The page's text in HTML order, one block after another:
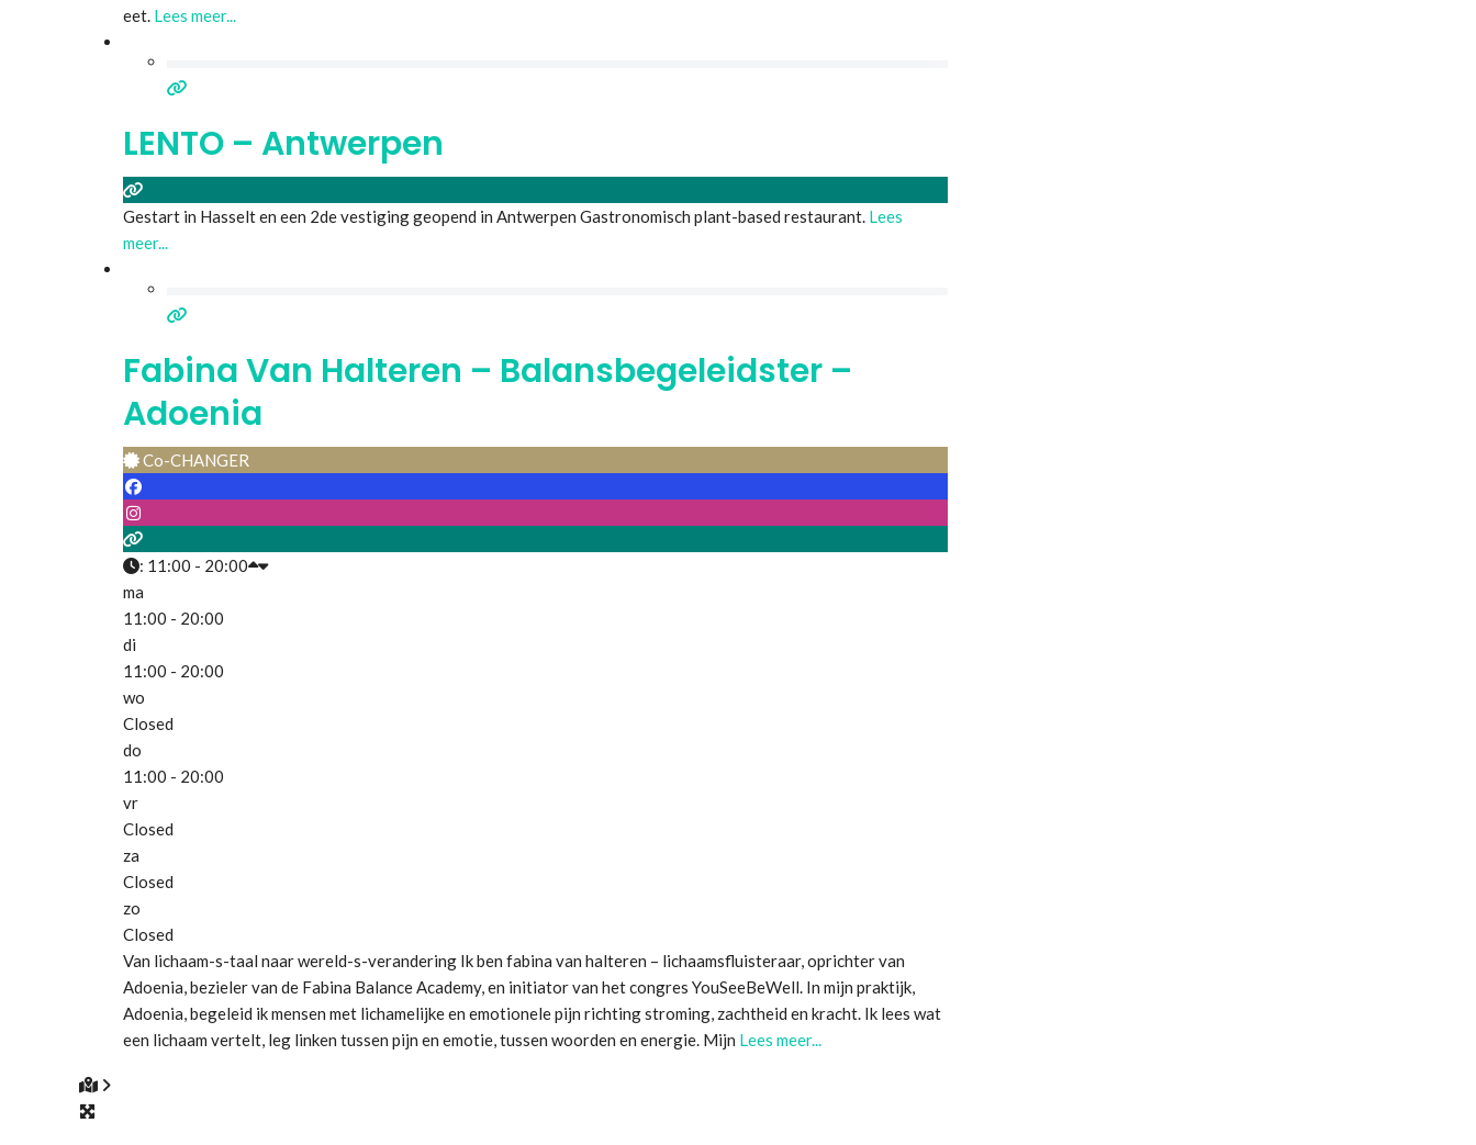
eet. Lees meer...
LENTO – Antwerpen
Gestart in Hasselt en een 2de vestiging geopend in Antwerpen Gastronomisch plant-based restaurant. Lees
meer...
Fabina Van Halteren – Balansbegeleidster –
Adoenia
Co-CHANGER
: 11:00 - 20:00
ma
11:00 - 20:00
di
11:00 - 20:00
wo
Closed
do
11:00 - 20:00
vr
Closed
za
Closed
zo
Closed
Van lichaam-s-taal naar wereld-s-verandering Ik ben fabina van halteren – lichaamsfluisteraar, oprichter van
Adoenia, bezieler van de Fabina Balance Academy, en initiator van het congres YouSeeBeWell. In mijn praktijk,
Adoenia, begeleid ik mensen met lichamelijke en emotionele pijn richting stroming, zachtheid en kracht. Ik lees wat
een lichaam vertelt, leg linken tussen pijn en emotie, tussen woorden en energie. Mijn Lees meer...